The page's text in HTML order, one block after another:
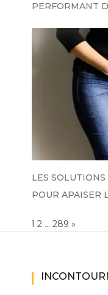
PERFORMANT
LES
POUR APAISER
Page:
1 2 … 289 NEXT
»